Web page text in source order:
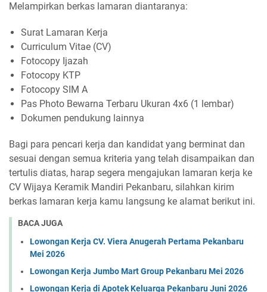
Melampirkan berkas lamaran diantaranya:
Surat Lamaran Kerja
Curriculum Vitae (CV)
Fotocopy Ijazah
Fotocopy KTP
Fotocopy SIM A
Pas Photo Bewarna Terbaru Ukuran 4x6 (1 lembar)
Dokumen pendukung lainnya
Bagi para pencari kerja dan kandidat yang berminat dan
sesuai dengan semua kriteria yang telah disampaikan dan
tertulis diatas, harap segera mengajukan lamaran kerja ke
CV Wijaya Keramik Mandiri Pekanbaru, silahkan kirim
berkas lamaran kerja kamu langsung ke alamat berikut ini.
BACA JUGA
Lowongan Kerja CV. Viera Anugerah Pertama Pekanbaru
Mei 2026
Lowongan Kerja Jumbo Mart Group Pekanbaru Mei 2026
Lowongan Kerja di Apotek Keluarga Pekanbaru Juni 2026